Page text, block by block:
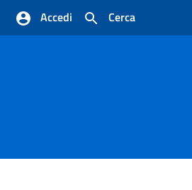
Cerca
Accedi